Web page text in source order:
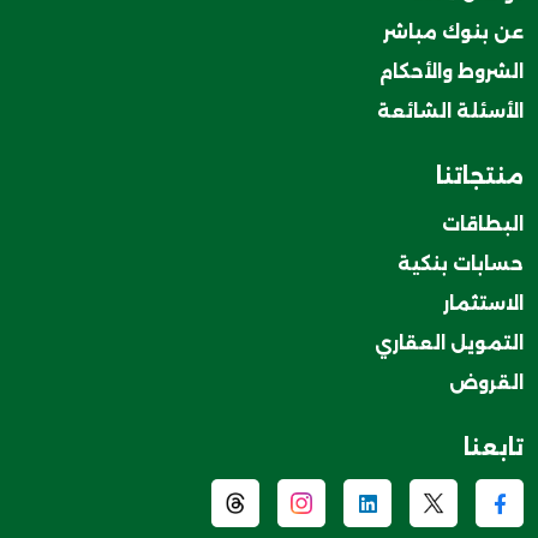
عن بنوك مباشر
الشروط والأحكام
الأسئلة الشائعة
منتجاتنا
البطاقات
حسابات بنكية
الاستثمار
التمويل العقاري
القروض
تابعنا